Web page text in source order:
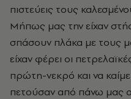
πιστεύεις τους
Μήπως μας την είχαν
σπάσουν πλάκα με τους
είχαν φέρει οι
πρώτη-νεκρό και να
πετούσαν από πάνω μας